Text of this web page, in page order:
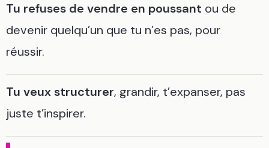
Tu refuses de vendre en poussant ou de
devenir quelqu’un que tu n’es pas, pour
réussir.
Tu veux structurer, grandir, t’expanser, pas
juste t’inspirer.